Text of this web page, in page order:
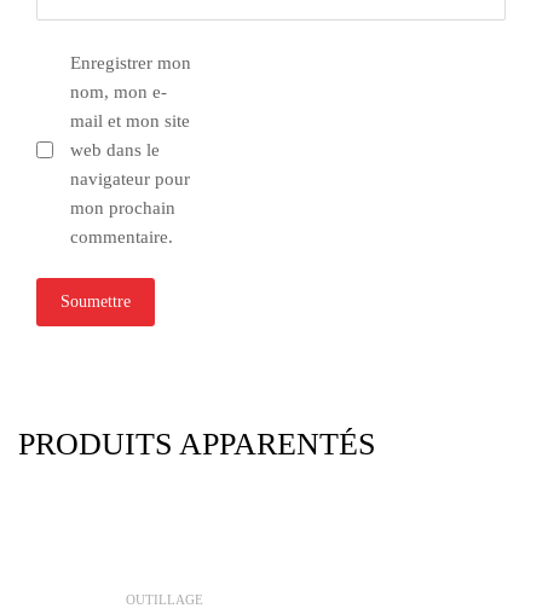
Enregistrer mon
nom, mon e-
mail et mon site
web dans le
navigateur pour
mon prochain
commentaire.
PRODUITS APPARENTÉS
OUTILLAGE